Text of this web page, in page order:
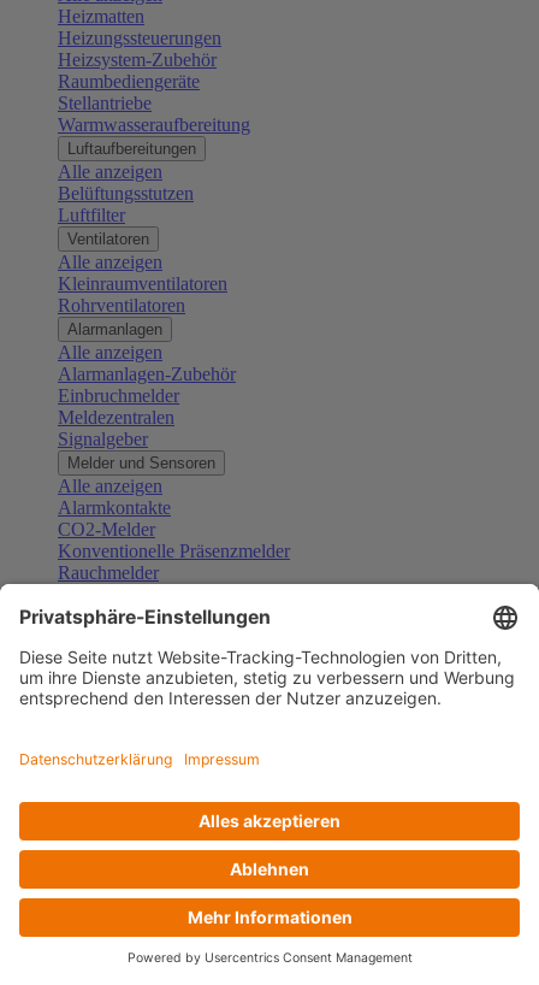
Heizmatten
Heizungssteuerungen
Heizsystem-Zubehör
Raumbediengeräte
Stellantriebe
Warmwasseraufbereitung
Luftaufbereitungen
Alle anzeigen
Belüftungsstutzen
Luftfilter
Ventilatoren
Alle anzeigen
Kleinraumventilatoren
Rohrventilatoren
Alarmanlagen
Alle anzeigen
Alarmanlagen-Zubehör
Einbruchmelder
Meldezentralen
Signalgeber
Melder und Sensoren
Alle anzeigen
Alarmkontakte
CO2-Melder
Konventionelle Präsenzmelder
Rauchmelder
Gefahrenmelder
Türsprechanlagen
Alle anzeigen
Außenstationen
Klingeltaster und Gongs
Sprechanlagen-Sets
Zubehör Türkommunikation
Videoüberwachung
Zubehör Videoüberwachung
Alle anzeigen